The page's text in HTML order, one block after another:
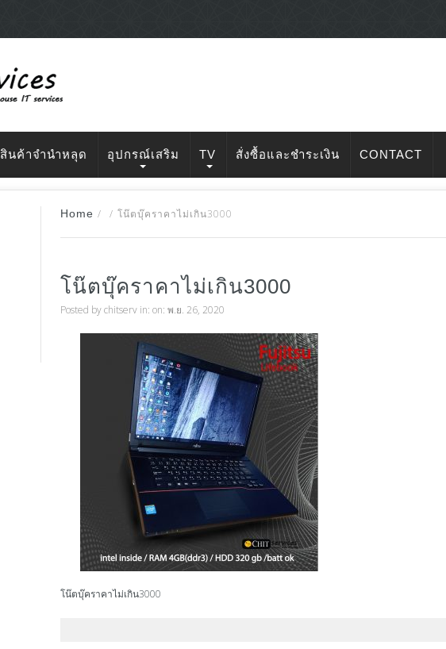
สินค้าจำนำหลุด อุปกรณ์เสริม TV สั่งซื้อและชำระเงิน CONTACT
Home / / โน๊ตบุ๊คราคาไม่เกิน3000
โน๊ตบุ๊คราคาไม่เกิน3000
Posted bychitserv in: on: พ.ย. 26, 2020
โน๊ตบุ๊คราคาไม่เกิน3000